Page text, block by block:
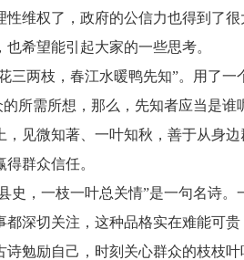
维权了，政府的公信力也得到了很
希望能引起大家的一些思考。
三两枝，春江水暖鸭先知”。用了一
所需所想，那么，先知者应当是谁
见微知著、一叶知秋，善于从身
群众信任。
史，一枝一叶总关情”是一句名诗。
深切关注，这种品格实在难能可贵
勉励自己，时刻关心群众的枝枝